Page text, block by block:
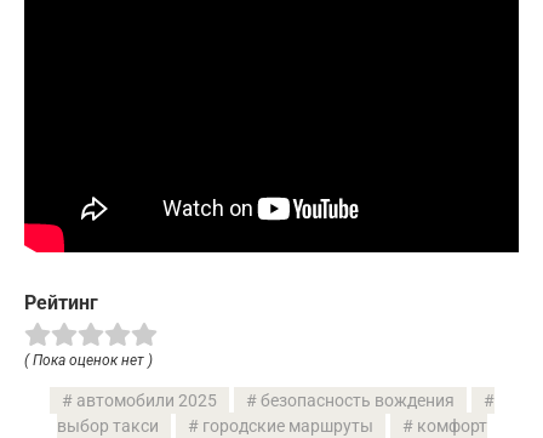
Рейтинг
( Пока оценок нет )
автомобили 2025
безопасность вождения
выбор такси
городские маршруты
комфорт